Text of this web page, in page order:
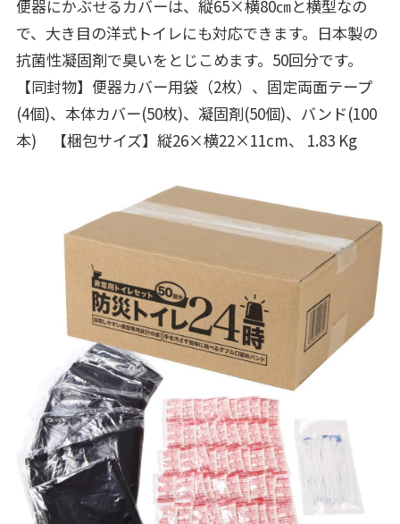
便器にかぶせるカバーは、縦65×横80㎝と横型なの
で、大き目の洋式トイレにも対応できます。日本製の
抗菌性凝固剤で臭いをとじこめます。50回分です。
【同封物】便器カバー用袋（2枚）、固定両面テープ
(4個)、本体カバー(50枚)、凝固剤(50個)、バンド(100
本) 【梱包サイズ】縦26×横22×11cm、 1.83 Kg